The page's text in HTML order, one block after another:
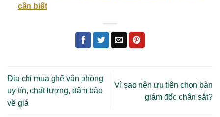
cần biết
Địa chỉ mua ghế văn phòng
uy tín, chất lượng, đảm bảo
về giá
Vì sao nên ưu tiên chọn bàn
giám đốc chân sắt?